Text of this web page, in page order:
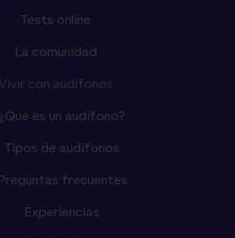
Tests online
La comunidad
Vivir con audífonos
¿Qué es un audífono?
Tipos de audífonos
Preguntas frecuentes
Experiencias